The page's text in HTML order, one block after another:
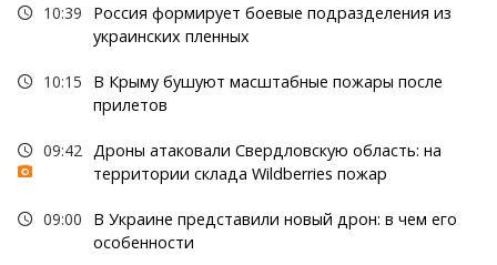
10:39
Россия формирует боевые подразделения из
украинских пленных
10:15
В Крыму бушуют масштабные пожары после
прилетов
09:42
Дроны атаковали Свердловскую область: на
территории склада Wildberries пожар
09:00
В Украине представили новый дрон: в чем его
особенности